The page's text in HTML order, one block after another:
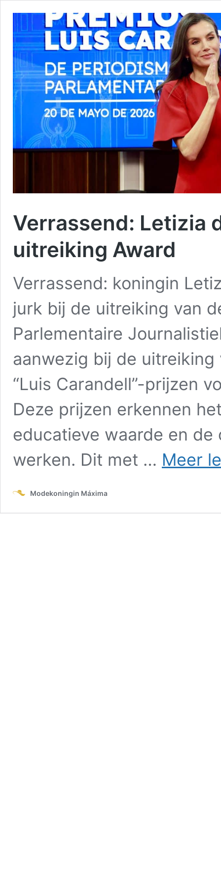
Verrassend: Letizia
uitreiking Award
Verrassend: koningin
jurk bij de uitreiking van
Parlementaire
aanwezig bij de
“Luis Carandell”-prijzen
Deze prijzen erkennen
educatieve waarde en
werken. Dit met … Meer
Modekoningin Máxima